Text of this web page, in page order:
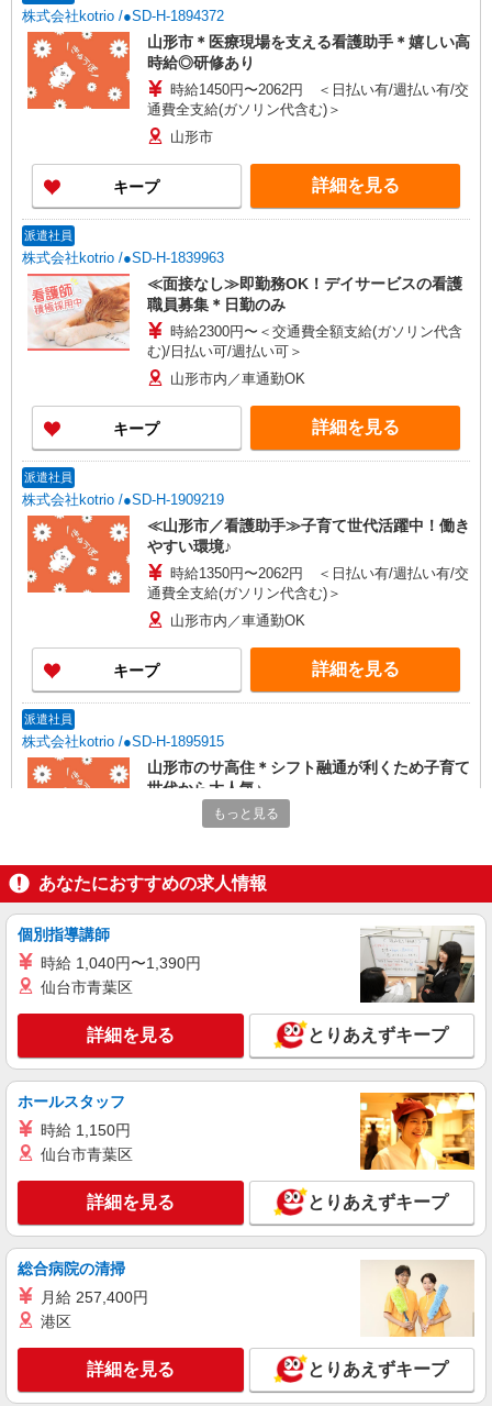
株式会社kotrio /●SD-H-1894372
山形市＊医療現場を支える看護助手＊嬉しい高
時給◎研修あり
時給1450円〜2062円 ＜日払い有/週払い有/交
通費全支給(ガソリン代含む)＞
山形市
キープ 詳細を見る
派遣社員
株式会社kotrio /●SD-H-1839963
≪面接なし≫即勤務OK！デイサービスの看護
職員募集＊日勤のみ
時給2300円〜＜交通費全額支給(ガソリン代含
む)/日払い可/週払い可＞
山形市内／車通勤OK
キープ 詳細を見る
派遣社員
株式会社kotrio /●SD-H-1909219
≪山形市／看護助手≫子育て世代活躍中！働き
やすい環境♪
時給1350円〜2062円 ＜日払い有/週払い有/交
通費全支給(ガソリン代含む)＞
山形市内／車通勤OK
キープ 詳細を見る
派遣社員
株式会社kotrio /●SD-H-1895915
山形市のサ高住＊シフト融通が利くため子育て
世代から大人気♪
時給2000円〜2500円 ＜日払い有/週払い有/交
山形市
キープ 詳細を見る
派遣社員
株式会社kotrio /●SD-H-2066403
週3〜OK/看護助手
時給1350円〜2062円 ＜日払い有/週払い有/交
通費全支給(ガソリン代含む)＞
キープ 詳細を見る
株式会社kotrio /●SD-H-1983742
山形市＊看護助手＊日払いOK！推し活の軍資
時給1350円〜2062円 ＜日払い有/週払い有/交
山形市
キープ 詳細を見る
もっと見る
あなたにおすすめの求人情報
個別指導講師
時給 1,040円〜1,390円
仙台市青葉区
詳細を見る とりあえずキープ
ホールスタッフ
時給 1,150円
仙台市青葉区
詳細を見る とりあえずキープ
総合病院の清掃
月給 257,400円
港区
詳細を見る とりあえずキープ